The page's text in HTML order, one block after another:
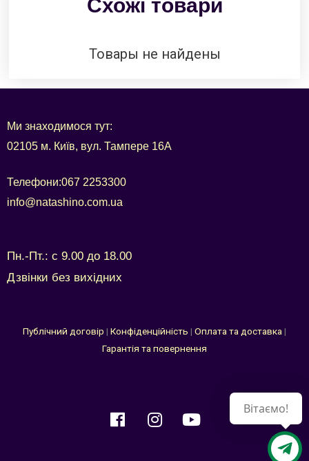
Схожі товари
Товары не найдены
Ми знаходимося тут:
02105 м. Київ, вул. Тампере 16А
Телефони:067 2253300
info@natashino.com.ua
Пн.-Пт.: с 9.00 до 18.00
Дзвінки без вихідних
Публічний договір | Конфіденційність | Оплата та доставка |
Гарантія та повернення
Вітаємо!